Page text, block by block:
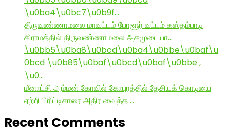
\u0ba4\u0bc7\u0b9f…
திருவண்ணாமலை மாவட்டம் போளூர் வட்டம் கஸ்தம்பாடி
கிராமத்தில் திருவண்ணாமலை அகமுடையா…
\u0bb5\u0ba8\u0bcd\u0ba4\u0bbe\u0baf\u
0bcd \u0b85\u0baf\u0bcd\u0baf\u0bbe ,
\u0…
மீனாட்சி அம்மன் கோவில் கோபுரத்தில் தேசியக் கொடியை
ஏற்றி பிரிட்டிசாரை அதிர வைத்த …
Recent Comments